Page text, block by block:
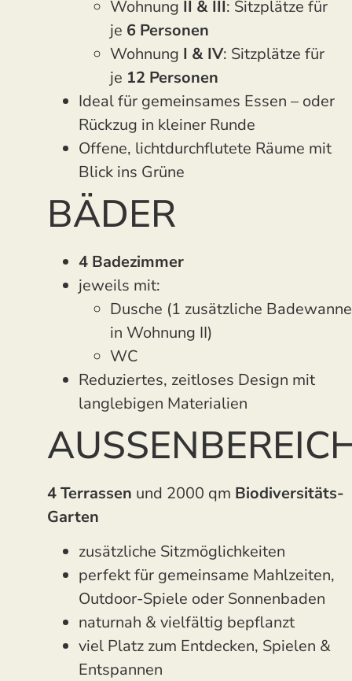
Wohnung II & III: Sitzplätze für
je 6 Personen
Wohnung I & IV: Sitzplätze für
je 12 Personen
Ideal für gemeinsames Essen – oder
Rückzug in kleiner Runde
Offene, lichtdurchflutete Räume mit
Blick ins Grüne
BÄDER
4 Badezimmer
jeweils mit:
Dusche (1 zusätzliche Badewanne
in Wohnung II)
WC
Reduziertes, zeitloses Design mit
langlebigen Materialien
4 Terrassen und 2000 qm Biodiversitäts-
Garten
zusätzliche Sitzmöglichkeiten
perfekt für gemeinsame Mahlzeiten,
Outdoor-Spiele oder Sonnenbaden
naturnah & vielfältig bepflanzt
viel Platz zum Entdecken, Spielen &
Entspannen